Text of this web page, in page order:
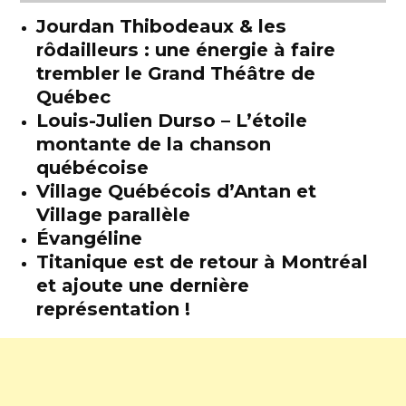
Jourdan Thibodeaux & les
rôdailleurs : une énergie à faire
trembler le Grand Théâtre de
Québec
Louis-Julien Durso – L’étoile
montante de la chanson
québécoise
Village Québécois d’Antan et
Village parallèle
Évangéline
Titanique est de retour à Montréal
et ajoute une dernière
représentation !